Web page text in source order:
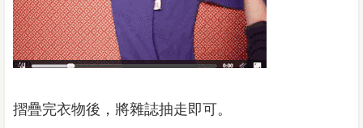
摺疊完衣物後，將雜誌抽走即可。